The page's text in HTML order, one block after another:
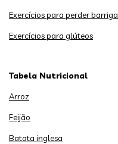
Exercícios para perder barriga
Exercícios para glúteos
Tabela Nutricional
Arroz
Feijão
Batata inglesa